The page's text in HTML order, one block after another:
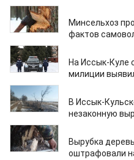
16.02.2023
Минсельхоз
фактов
09.02.2023
На Иссык-Куле
милиции
09.02.2023
В Иссык-
незаконную
08.02.2023
Вырубка
оштрафовали